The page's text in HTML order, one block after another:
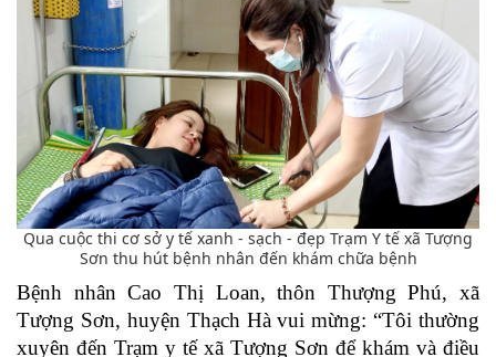
Qua cuộc thi cơ sở y tế xanh - sạch - đẹp Trạm Y tế xã Tượng
Sơn thu hút bệnh nhân đến khám chữa bệnh
Bệnh nhân Cao Thị Loan, thôn Thượng Phú, xã
Tượng Sơn, huyện Thạch Hàvui mừng: “Tôi thường
xuyên đến Trạm y tế xã Tượng Sơn để khám và điều